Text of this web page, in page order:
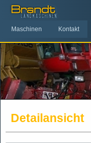
Maschinen Kontakt
Detailansicht